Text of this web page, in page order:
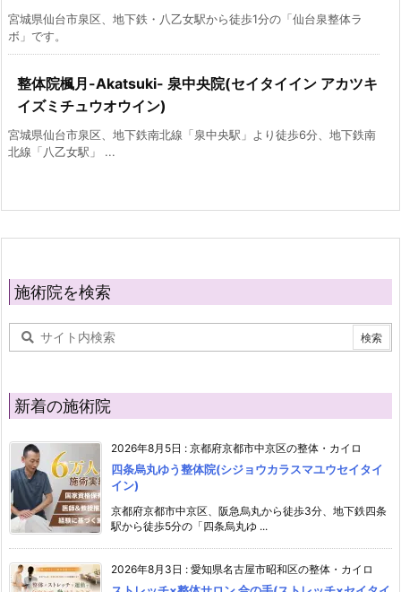
宮城県仙台市泉区、地下鉄・八乙女駅から徒歩1分の「仙台泉整体ラ
ボ」です。
整体院楓月-Akatsuki- 泉中央院(セイタイイン アカツキ
イズミチュウオウイン)
宮城県仙台市泉区、地下鉄南北線「泉中央駅」より徒歩6分、地下鉄南
北線「八乙女駅」 ...
施術院を検索
新着の施術院
2026年8月5日 : 京都府京都市中京区の整体・カイロ
四条烏丸ゆう整体院(シジョウカラスマユウセイタイ
イン)
京都府京都市中京区、阪急烏丸から徒歩3分、地下鉄四条
駅から徒歩5分の「四条烏丸ゆ ...
2026年8月3日 : 愛知県名古屋市昭和区の整体・カイロ